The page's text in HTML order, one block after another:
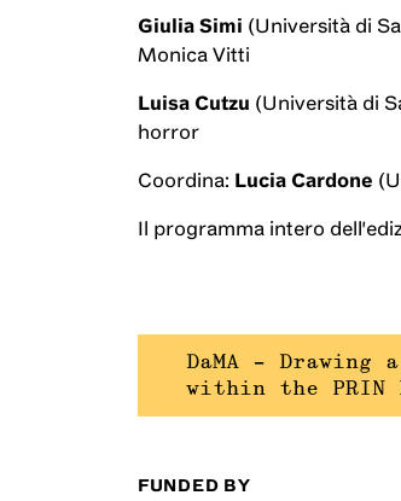
Giulia Simi (Università di
Monica Vitti
Luisa Cutzu (Università di
horror
Coordina: Lucia Cardone
Il programma intero
DaMA –
within the PRIN
FUNDED BY